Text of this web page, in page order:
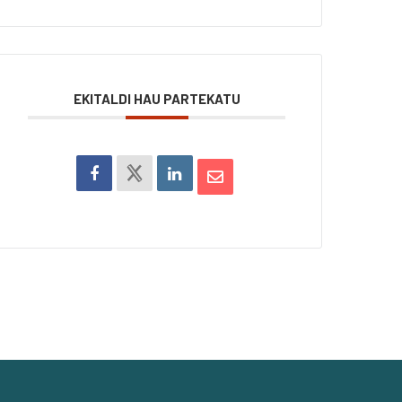
EKITALDI HAU PARTEKATU